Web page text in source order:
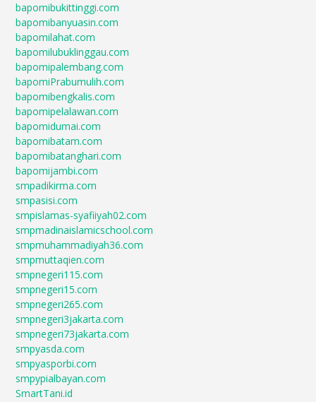
bapomibukittinggi.com
bapomibanyuasin.com
bapomilahat.com
bapomilubuklinggau.com
bapomipalembang.com
bapomiPrabumulih.com
bapomibengkalis.com
bapomipelalawan.com
bapomidumai.com
bapomibatam.com
bapomibatanghari.com
bapomijambi.com
smpadikirma.com
smpasisi.com
smpislamas-syafiiyah02.com
smpmadinaislamicschool.com
smpmuhammadiyah36.com
smpmuttaqien.com
smpnegeri115.com
smpnegeri15.com
smpnegeri265.com
smpnegeri3jakarta.com
smpnegeri73jakarta.com
smpyasda.com
smpyasporbi.com
smpypialbayan.com
SmartTani.id